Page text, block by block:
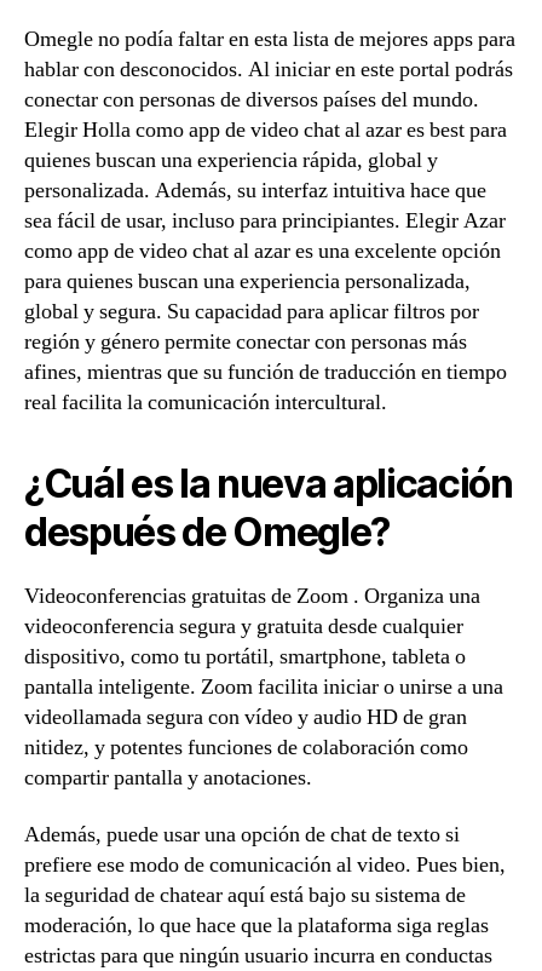
Omegle no podía faltar en esta lista de mejores apps para
hablar con desconocidos. Al iniciar en este portal podrás
conectar con personas de diversos países del mundo.
Elegir Holla como app de video chat al azar es best para
quienes buscan una experiencia rápida, global y
personalizada. Además, su interfaz intuitiva hace que
sea fácil de usar, incluso para principiantes. Elegir Azar
como app de video chat al azar es una excelente opción
para quienes buscan una experiencia personalizada,
global y segura. Su capacidad para aplicar filtros por
región y género permite conectar con personas más
afines, mientras que su función de traducción en tiempo
real facilita la comunicación intercultural.
¿Cuál es la nueva aplicación
después de Omegle?
Videoconferencias gratuitas de Zoom . Organiza una
videoconferencia segura y gratuita desde cualquier
dispositivo, como tu portátil, smartphone, tableta o
pantalla inteligente. Zoom facilita iniciar o unirse a una
videollamada segura con vídeo y audio HD de gran
nitidez, y potentes funciones de colaboración como
compartir pantalla y anotaciones.
Además, puede usar una opción de chat de texto si
prefiere ese modo de comunicación al video. Pues bien,
la seguridad de chatear aquí está bajo su sistema de
moderación, lo que hace que la plataforma siga reglas
estrictas para que ningún usuario incurra en conductas